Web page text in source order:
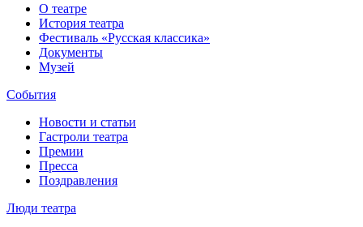
О театре
История театра
Фестиваль «Русская классика»
Документы
Музей
События
Новости и статьи
Гастроли театра
Премии
Пресса
Поздравления
Люди театра